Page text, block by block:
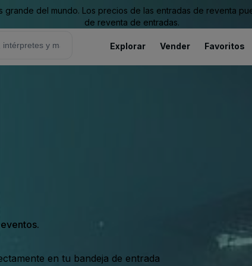
del mundo. Los precios de las entradas de reventa
de reventa de entradas.
Explorar Vender Favoritos
en tu bandeja de entrada